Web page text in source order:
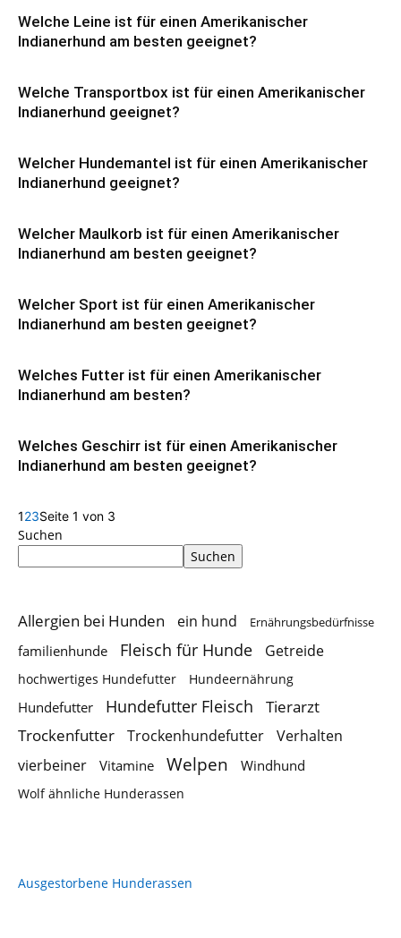
Welche Leine ist für einen Amerikanischer
Indianerhund am besten geeignet?
Welche Transportbox ist für einen Amerikanischer
Indianerhund geeignet?
Welcher Hundemantel ist für einen Amerikanischer
Indianerhund geeignet?
Welcher Maulkorb ist für einen Amerikanischer
Indianerhund am besten geeignet?
Welcher Sport ist für einen Amerikanischer
Indianerhund am besten geeignet?
Welches Futter ist für einen Amerikanischer
Indianerhund am besten?
Welches Geschirr ist für einen Amerikanischer
Indianerhund am besten geeignet?
123Seite 1 von 3
Suchen
Suchen
Allergien bei Hunden ein hund Ernährungsbedürfnisse
familienhunde Fleisch für Hunde Getreide
hochwertiges Hundefutter Hundeernährung
Hundefutter Hundefutter Fleisch
Tierarzt
Trockenfutter
Trockenhundefutter
Verhalten
vierbeiner
Vitamine Welpen Windhund
Wolf ähnliche Hunderassen
Ausgestorbene Hunderassen